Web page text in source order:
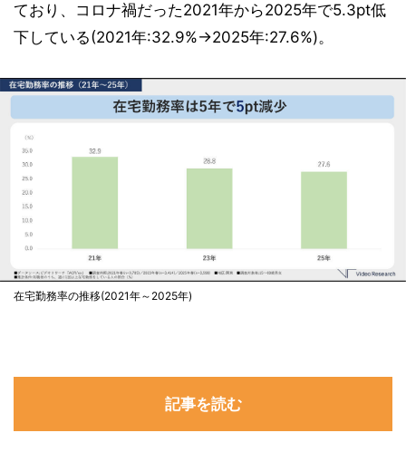
ており、コロナ禍だった2021年から2025年で5.3pt低
下している(2021年:32.9%→2025年:27.6%)。
在宅勤務率の推移(2021年～2025年)
記事を読む